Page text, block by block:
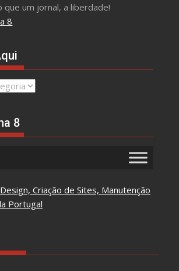
que um jornal, a liberdade!
8
8
Criação de Sites, Manutenção
Portugal